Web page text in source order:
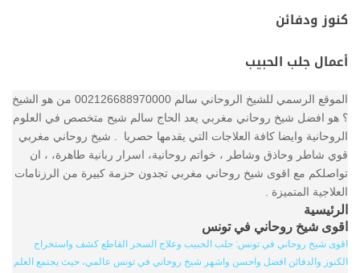
كنوز ودفائن
أعمال جلب الحبيب
الموقع الرسمي للشيخ الروحاني سالم 002126688970000 من هو الشيخ
؟ هو افضل شيخ روحاني مغربي يعد الحاج سالم شيح متخصص في العلوم
الروحانية وايضا كافة العلاجات التي يقدمها حصريا . شيخ روحاني مغربي
قوي شاطر وحاذق وشاطر ، خواتم روحانية، اسرار ربانية طاهرة، ، ان
تواصلكم مع اقوى شيخ روحاني مغربي تجدون حزمة كبيرة من الرزنامات
العلاجية المتميزة .
الرئيسية
اقوى شيخ روحاني في تونس
اقوى شيخ روحاني في تونس: جلب الحبيب وعلاج السحر القاطع كشف واستخراج
الكنوز والدفائن افضل واحسن واشهر شيخ روحاني في تونس عالمي، حيث يجتمع العلم